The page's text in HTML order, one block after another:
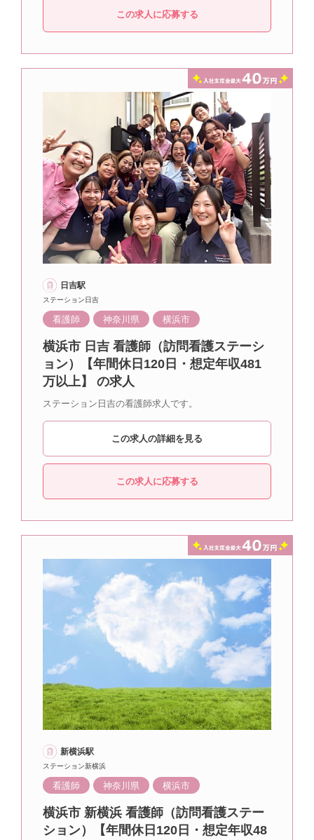
この求人に応募する
日吉駅
ステーション日吉
看護師 神奈川県 横浜市
横浜市 日吉 看護師（訪問看護ステーシ
ョン）【年間休日120日・想定年収481
万以上】 の求人
ステーション日吉の看護師求人です。
この求人の詳細を見る
この求人に応募する
新横浜駅
ステーション新横浜
看護師 神奈川県 横浜市
横浜市 新横浜 看護師（訪問看護ステー
ション）【年間休日120日・想定年収48